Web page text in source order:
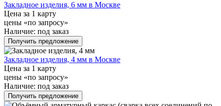
Закладное изделия, 6 мм в Москве
Цена за 1 карту
цены «по запросу»
Наличие: под заказ
Получить предложение
Закладное изделия, 4 мм в Москве
Цена за 1 карту
цены «по запросу»
Наличие: под заказ
Получить предложение